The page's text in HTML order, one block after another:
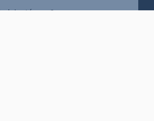
(külső oldalra ugrik)